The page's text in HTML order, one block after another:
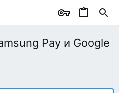
Pay и Google